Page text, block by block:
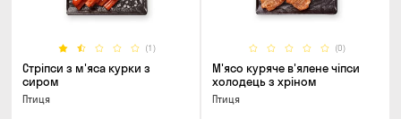
(1)
Стріпси з м'яса курки з
сиром
Птиця
(0)
М'ясо куряче в'ялене чіпси
холодець з хріном
Птиця